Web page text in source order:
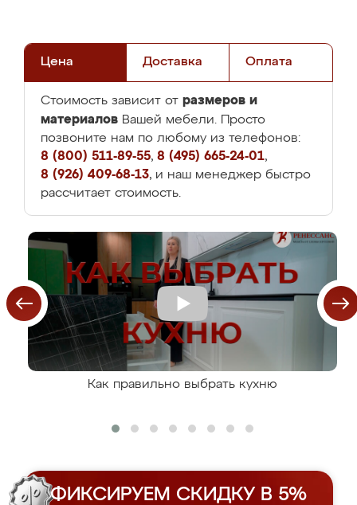
Цена Доставка Оплата
Стоимость зависит от размеров и
материалов Вашей мебели. Просто
позвоните нам по любому из телефонов:
8 (800) 511-89-55, 8 (495) 665-24-01,
8 (926) 409-68-13, и наш менеджер быстро
рассчитает стоимость.
Как правильно выбрать кухню
ФИКСИРУЕМ СКИДКУ В 5%